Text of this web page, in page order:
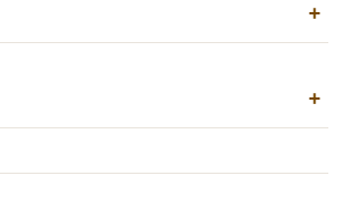
+
+